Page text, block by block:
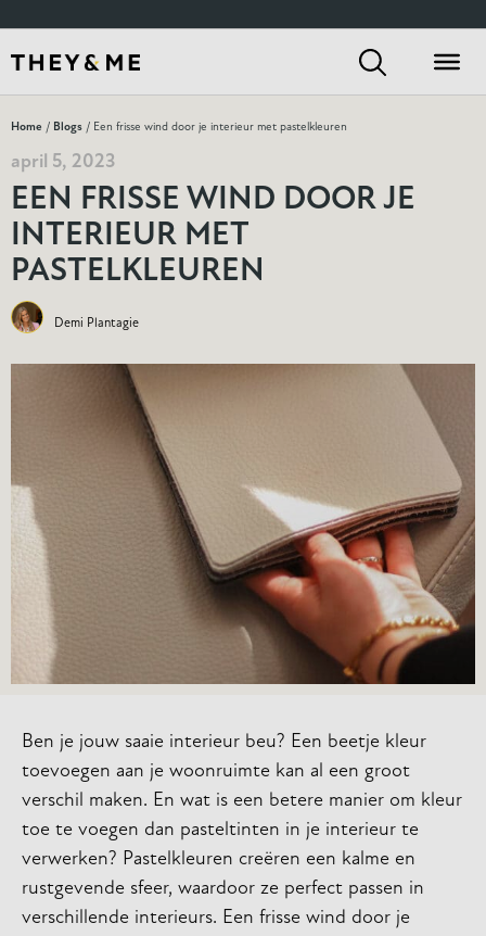
Home / Blogs / Een frisse wind door je interieur met pastelkleuren
april 5, 2023
EEN FRISSE WIND DOOR JE
INTERIEUR MET
PASTELKLEUREN
Demi Plantagie
Ben je jouw saaie interieur beu? Een beetje kleur
toevoegen aan je woonruimte kan al een groot
verschil maken. En wat is een betere manier om kleur
toe te voegen dan pasteltinten in je interieur te
verwerken? Pastelkleuren creëren een kalme en
rustgevende sfeer, waardoor ze perfect passen in
verschillende interieurs. Een frisse wind door je